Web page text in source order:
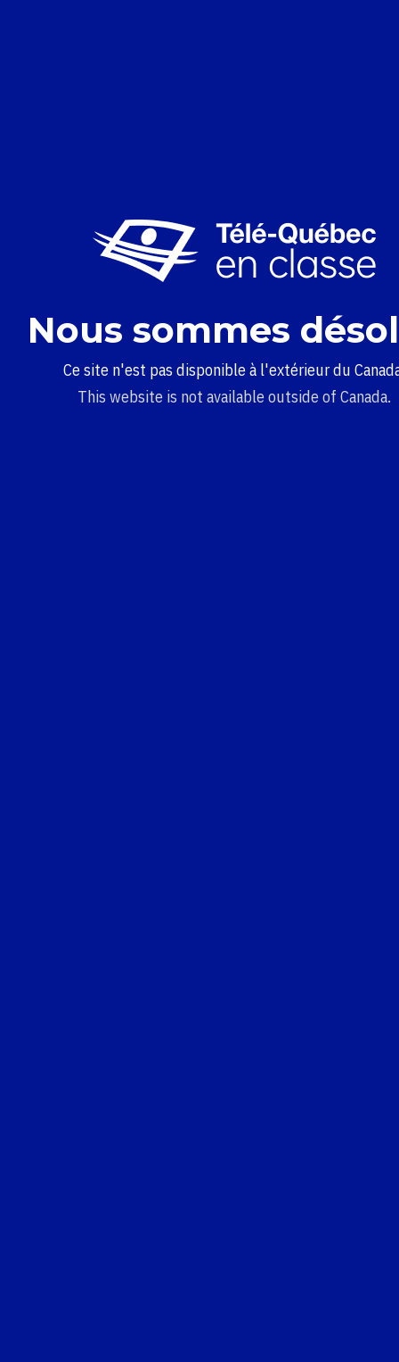
Nous sommes
Ce site n'est pas disponible à l'extérieur du
This website is not available outside of Canada.